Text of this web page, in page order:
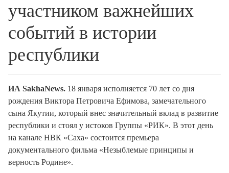
участником важнейших
событий в истории
республики
ИА SakhaNews. 18 января исполняется 70 лет со дня
рождения Виктора Петровича Ефимова, замечательного
сына Якутии, который внес значительный вклад в развитие
республики и стоял у истоков Группы «РИК». В этот день
на канале НВК «Саха» состоится премьера
документального фильма «Незыблемые принципы и
верность Родине».